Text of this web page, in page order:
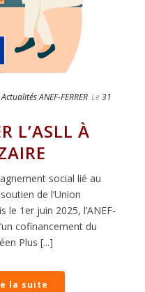
Actualités ANEF-FERRER Le31
L’ASLL À
social lié au
de l’Union
le 1er juin 2025, l’ANEF-
cofinancement du
Plus [...]
la suite